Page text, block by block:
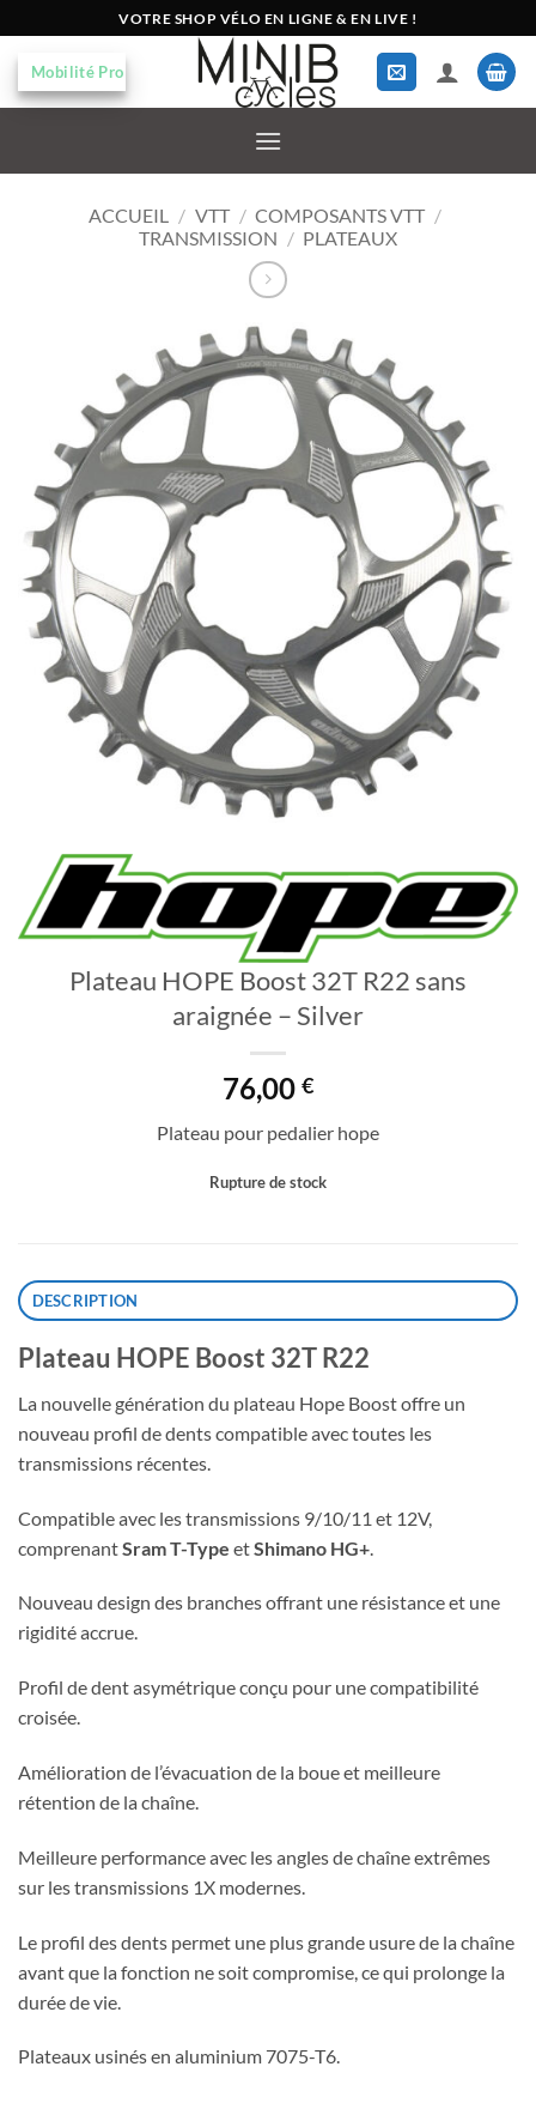
au
contenu
VOTRE SHOP VÉLO EN LIGNE & EN LIVE !
Mobilité Pro
ACCUEIL / VTT / COMPOSANTS VTT /
TRANSMISSION / PLATEAUX
Plateau HOPE Boost 32T R22 sans
araignée – Silver
76,00 €
Plateau pour pedalier hope
Rupture de stock
DESCRIPTION
Plateau HOPE Boost 32T R22
La nouvelle génération du plateau Hope Boost offre un
nouveau profil de dents compatible avec toutes les
transmissions récentes.
Compatible avec les transmissions 9/10/11 et 12V,
comprenantSram T-Type etShimano HG+
Nouveau design des branches offrant une résistance et une
rigidité accrue.
Profil de dent asymétrique conçu pour une compatibilité
croisée.
Amélioration de l’évacuation de la boue et meilleure
rétention de la chaîne.
Meilleure performance avec les angles de chaîne extrêmes
sur les transmissions 1X modernes.
Le profil des dents permet une plus grande usure de la chaîne
avant que la fonction ne soit compromise, ce qui prolonge la
durée de vie.
Plateaux usinés en aluminium 7075-T6.